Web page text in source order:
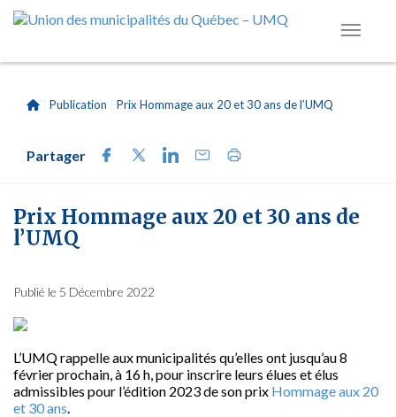
Publication Prix Hommage aux 20 et 30 ans de l’UMQ
Partager
Prix Hommage aux 20 et 30 ans de
l’UMQ
Publié le 5 Décembre 2022
L’UMQ rappelle aux municipalités qu’elles ont jusqu’au 8
février prochain, à 16 h, pour inscrire leurs élues et élus
admissibles pour l’édition 2023 de son prix Hommage aux 20
et 30 ans.